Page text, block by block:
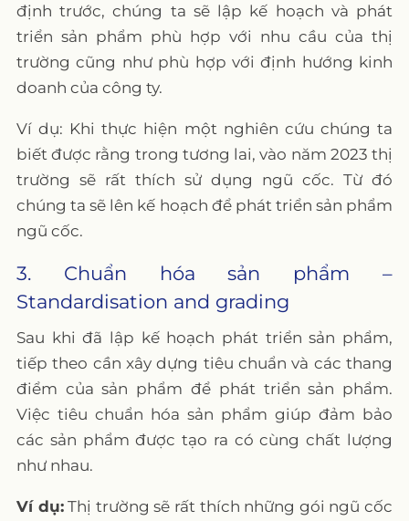
định trước, chúng ta sẽ lập kế hoạch và phát
triển sản phẩm phù hợp với nhu cầu của thị
trường cũng như phù hợp với định hướng kinh
doanh của công ty.
Ví dụ: Khi thực hiện một nghiên cứu chúng ta
biết được rằng trong tương lai, vào năm 2023 thị
trường sẽ rất thích sử dụng ngũ cốc. Từ đó
chúng ta sẽ lên kế hoạch để phát triển sản phẩm
ngũ cốc.
3. Chuẩn hóa sản phẩm –
Standardisation and grading
Sau khi đã lập kế hoạch phát triển sản phẩm,
tiếp theo cần xây dựng tiêu chuẩn và các thang
điểm của sản phẩm để phát triển sản phẩm.
Việc tiêu chuẩn hóa sản phẩm giúp đảm bảo
các sản phẩm được tạo ra có cùng chất lượng
như nhau.
Ví dụ:Thị trường sẽ rất thích những gói ngũ cốc